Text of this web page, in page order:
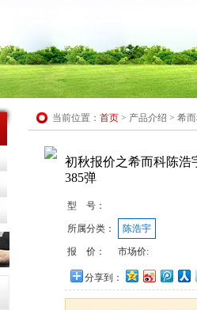
当前位置： 首页 > 产品介绍 > 希
初秋报价之希而科陈浩
385弹
型 号：
所属分类： 陈浩宇
报 价： 市场价:
分享到：